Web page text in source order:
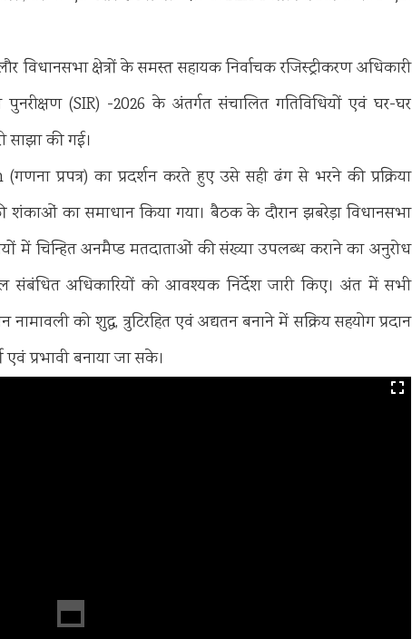
क्षेत्रों के समस्त सहायक निर्वाचक रजिस्ट्रीकरण अधिकारी
(SIR) -2026 के अंतर्गत संचालित गतिविधियों एवं घर-घर
साझा की गई।
प्रपत्र) का प्रदर्शन करते हुए उसे सही ढंग से भरने की प्रक्रिया
शंकाओं का समाधान किया गया। बैठक के दौरान झबरेड़ा विधानसभा
में चिन्हित अनमैप्ड मतदाताओं की संख्या उपलब्ध कराने का अनुरोध
संबंधित अधिकारियों को आवश्यक निर्देश जारी किए। अंत में सभी
को शुद्ध, त्रुटिरहित एवं अद्यतन बनाने में सक्रिय सहयोग प्रदान
एवं प्रभावी बनाया जा सके।